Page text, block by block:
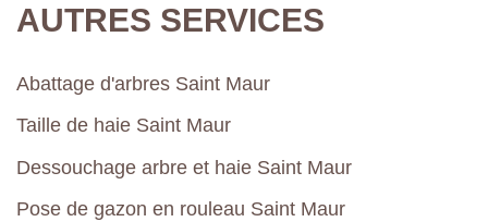
AUTRES SERVICES
Abattage d'arbres Saint Maur
Taille de haie Saint Maur
Dessouchage arbre et haie Saint Maur
Pose de gazon en rouleau Saint Maur